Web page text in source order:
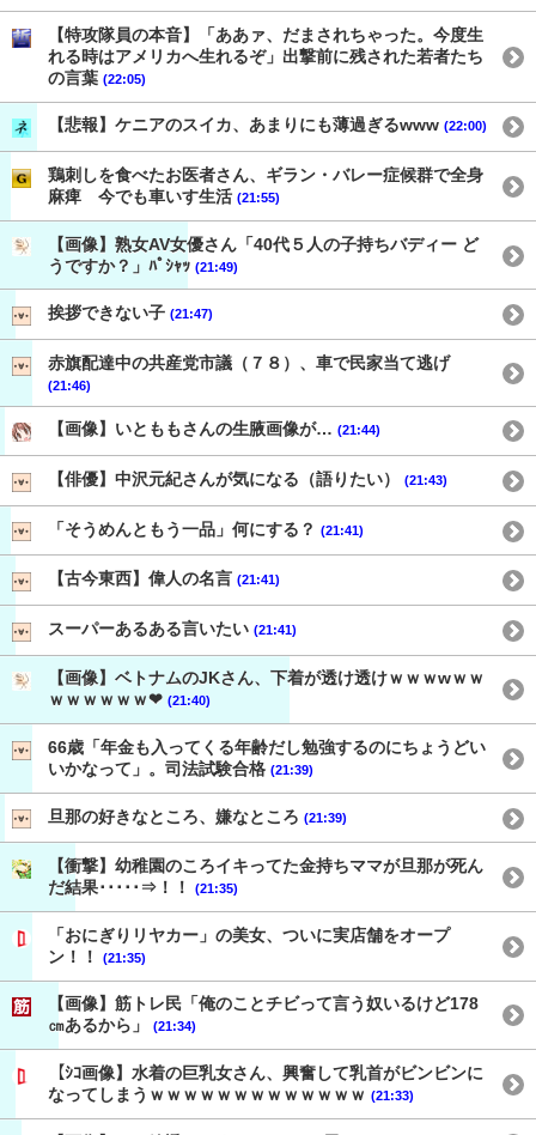
【特攻隊員の本音】「ああァ、だまされちゃった。今度生
れる時はアメリカへ生れるぞ」出撃前に残された若者たち
の言葉 (22:05)
【悲報】ケニアのスイカ、あまりにも薄過ぎるwww (22:00)
鶏刺しを食べたお医者さん、ギラン・バレー症候群で全身
麻痺 今でも車いす生活 (21:55)
【画像】熟女AV女優さん「40代５人の子持ちバディー ど
うですか？」ﾊﾟｼｬｯ (21:49)
挨拶できない子 (21:47)
赤旗配達中の共産党市議（７８）、車で民家当て逃げ
(21:46)
【画像】いとももさんの生腋画像が… (21:44)
【俳優】中沢元紀さんが気になる（語りたい） (21:43)
「そうめんともう一品」何にする？ (21:41)
【古今東西】偉人の名言 (21:41)
スーパーあるある言いたい (21:41)
【画像】ベトナムのJKさん、下着が透け透けｗｗｗwｗｗ
ｗｗｗｗｗｗ❤ (21:40)
66歳「年金も入ってくる年齢だし勉強するのにちょうどい
いかなって」。司法試験合格 (21:39)
旦那の好きなところ、嫌なところ (21:39)
【衝撃】幼稚園のころイキってた金持ちママが旦那が死ん
だ結果･････⇒！！
(21:35)
「おにぎりリヤカー」の美女、ついに実店舗をオープ
ン！！
(21:35)
【画像】筋トレ民「俺のことチビって言う奴いるけど178
㎝あるから」
(21:34)
【ｼｺ画像】水着の巨乳女さん、興奮して乳首がビンビンに
なってしまうｗｗｗｗｗｗｗｗｗｗｗｗｗ (21:33)